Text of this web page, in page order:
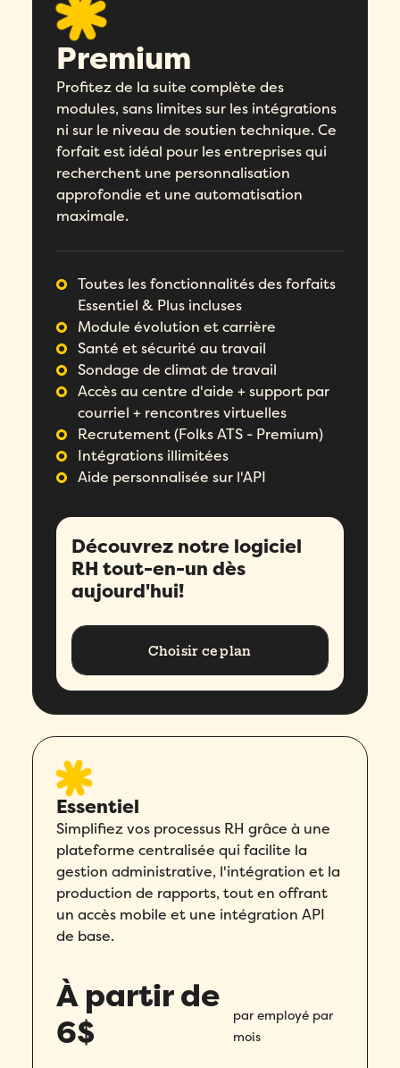
Premium
Profitez de la suite complète des
modules, sans limites sur les intégrations
ni sur le niveau de soutien technique. Ce
forfait est idéal pour les entreprises qui
recherchent une personnalisation
approfondie et une automatisation
maximale.
Toutes les fonctionnalités des forfaits
Essentiel & Plus incluses
Module évolution et carrière
Santé et sécurité au travail
Sondage de climat de travail
Accès au centre d'aide + support par
courriel + rencontres virtuelles
Recrutement (Folks ATS - Premium)
Intégrations illimitées
Aide personnalisée sur l'API
Découvrez notre logiciel
RH tout-en-un dès
aujourd'hui!
Choisir ce plan
Essentiel
Simplifiez vos processus RH grâce à une
plateforme centralisée qui facilite la
gestion administrative, l'intégration et la
production de rapports, tout en offrant
un accès mobile et une intégration API
de base.
À partir de
6$
par employé par
mois
Remplissez ce formulaire pour réserver
votre démo personnalisée!